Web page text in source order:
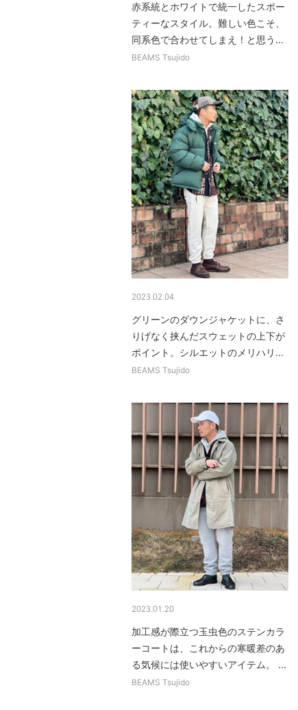
赤系統とホワイトで統一したスポー
ティーなスタイル。難しい色こそ、
同系色で合わせてしまえ！と思う...
BEAMS Tsujido
2023.02.04
グリーンのダウンジャケットに、さ
りげなく挟んだスウェットの上下が
ポイント。シルエットのメリハリ...
BEAMS Tsujido
2023.01.20
加工感が際立つ玉虫色のステンカラ
ーコートは、これからの寒暖差のあ
る気候には使いやすいアイテム。 ...
BEAMS Tsujido